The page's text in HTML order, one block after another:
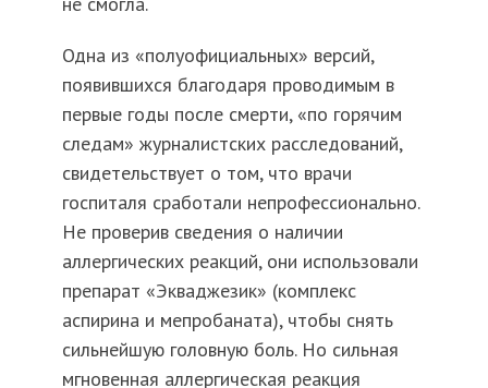
Одна из «полуофициальных» версий,
появившихся благодаря проводимым в
первые годы после смерти, «по горячим
следам» журналистских расследований,
свидетельствует о том, что врачи
госпиталя сработали непрофессионально.
Не проверив сведения о наличии
аллергических реакций, они использовали
препарат «Экваджезик» (комплекс
аспирина и мепробаната), чтобы снять
сильнейшую головную боль. Но сильная
мгновенная аллергическая реакция